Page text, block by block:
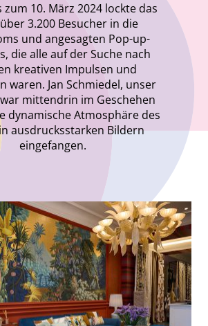
zum 10. März 2024 lockte das
3.200 Besucher in die
und angesagten Pop-up-
die alle auf der Suche nach
kreativen Impulsen und
waren. Jan Schmiedel, unser
mittendrin im Geschehen
dynamische Atmosphäre des
ausdrucksstarken Bildern
eingefangen.